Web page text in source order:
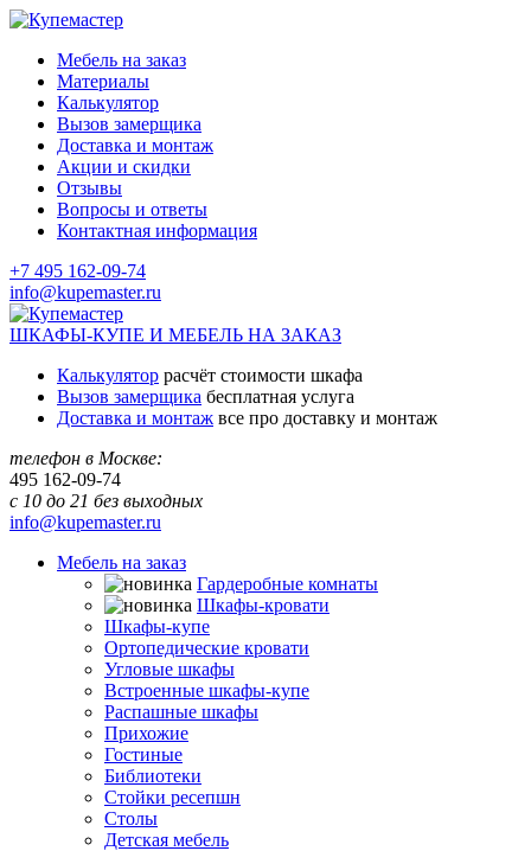
Мебель на заказ
Материалы
Калькулятор
Вызов замерщика
Доставка и монтаж
Акции и скидки
Отзывы
Вопросы и ответы
Контактная информация
+7 495 162-09-74
info@kupemaster.ru
ШКАФЫ-КУПЕ И МЕБЕЛЬ НА ЗАКАЗ
Калькулятор расчёт стоимости шкафа
Вызов замерщика бесплатная услуга
Доставка и монтаж все про доставку и монтаж
телефон в Москве:
495 162-09-74
с 10 до 21 без выходных
info@kupemaster.ru
Мебель на заказ
Гардеробные комнаты
Шкафы-кровати
Шкафы-купе
Ортопедические кровати
Угловые шкафы
Встроенные шкафы-купе
Распашные шкафы
Прихожие
Гостиные
Библиотеки
Стойки ресепшн
Столы
Детская мебель